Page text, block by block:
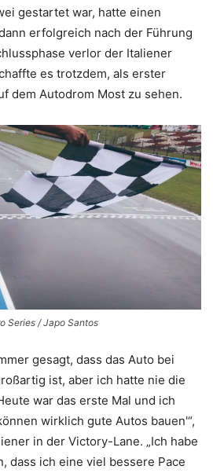
gestartet war, hatte einen
erfolgreich nach der Führung
verlor der Italiener
es trotzdem, als erster
dem Autodrom Most zu sehen.
Series / Japo Santos
gesagt, dass das Auto bei
ist, aber ich hatte nie die
war das erste Mal und ich
wirklich gute Autos bauen'“,
in der Victory-Lane. „Ich habe
dass ich eine viel bessere Pace